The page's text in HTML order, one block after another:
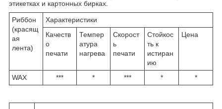
этикетках и картонных бирках.
Риббон
(красящ
ая
лента)
Характеристики
Качеств
о
печати
Темпер
атура
нагрева
Скорост
ь
печати
Стойкос
ть к
истиран
ию
Цена
WAX *** * *** * *